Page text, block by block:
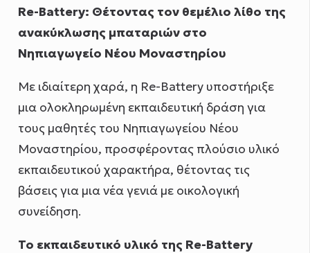
Re-Battery: Θέτοντας τον θεμέλιο λίθο της
ανακύκλωσης μπαταριών στο
Νηπιαγωγείο Νέου Μοναστηρίου
Με ιδιαίτερη χαρά, η Re-Battery υποστήριξε
μια ολοκληρωμένη εκπαιδευτική δράση για
τους μαθητές του Νηπιαγωγείου Νέου
Μοναστηρίου, προσφέροντας πλούσιο υλικό
εκπαιδευτικού χαρακτήρα, θέτοντας τις
βάσεις για μια νέα γενιά με οικολογική
συνείδηση.
Το εκπαιδευτικό υλικό της Re-Battery